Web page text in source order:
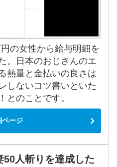
の女性から給与明細を
。日本のおじさんのエ
熱量と金払いの良さは
しないコツ書いといた
とのことです。
ページ
50人斬りを達成した